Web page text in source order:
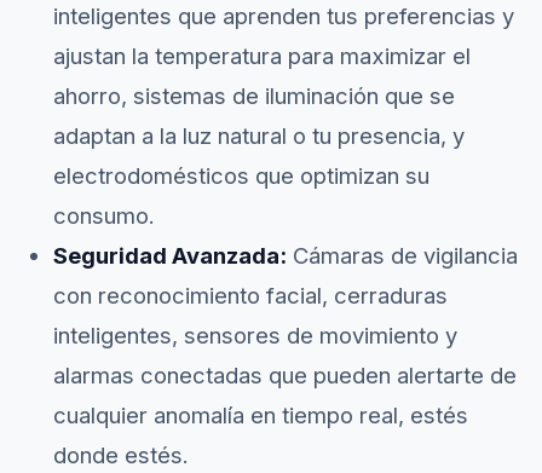
inteligentes que aprenden tus preferencias y
ajustan la temperatura para maximizar el
ahorro, sistemas de iluminación que se
adaptan a la luz natural o tu presencia, y
electrodomésticos que optimizan su
consumo.
Seguridad Avanzada: Cámaras de vigilancia
con reconocimiento facial, cerraduras
inteligentes, sensores de movimiento y
alarmas conectadas que pueden alertarte de
cualquier anomalía en tiempo real, estés
donde estés.